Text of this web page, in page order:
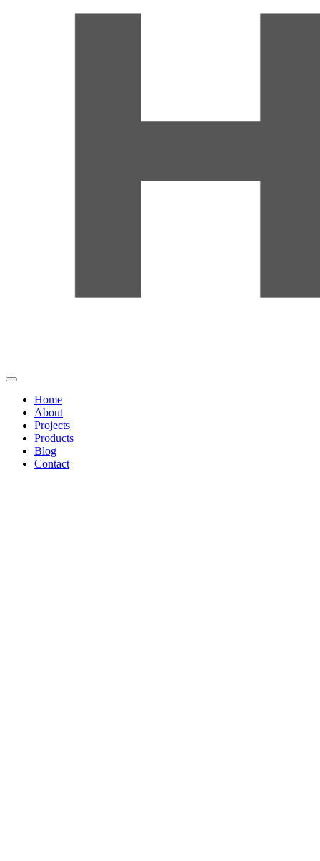
Home
About
Projects
Products
Blog
Contact